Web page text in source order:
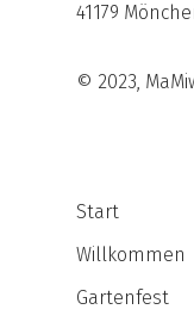
41179
© 2023,
Start
Willkommen
Gartenfest